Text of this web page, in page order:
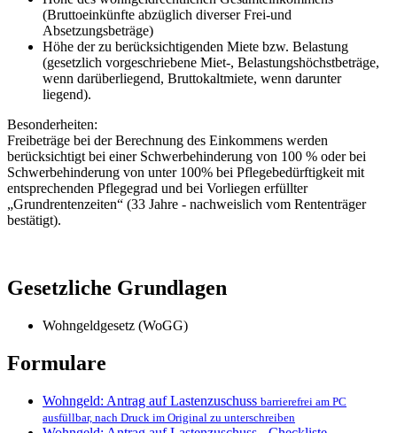
(Bruttoeinkünfte abzüglich diverser Frei-und
Absetzungsbeträge)
Höhe der zu berücksichtigenden Miete bzw. Belastung
(gesetzlich vorgeschriebene Miet-, Belastungshöchstbeträge,
wenn darüberliegend, Bruttokaltmiete, wenn darunter
liegend).
Besonderheiten:
Freibeträge bei der Berechnung des Einkommens werden
berücksichtigt bei einer Schwerbehinderung von 100 % oder bei
Schwerbehinderung von unter 100% bei Pflegebedürftigkeit mit
entsprechenden Pflegegrad und bei Vorliegen erfüllter
„Grundrentenzeiten“ (33 Jahre - nachweislich vom Rententräger
bestätigt).
Gesetzliche Grundlagen
Wohngeldgesetz (WoGG)
Formulare
Wohngeld: Antrag auf Lastenzuschuss barrierefrei am PC
ausfüllbar, nach Druck im Original zu unterschreiben